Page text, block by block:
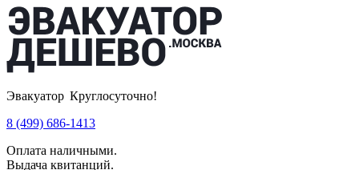
Эвакуатор Круглосуточно!
8 (499) 686-1413
Оплата наличными.
Выдача квитанций.